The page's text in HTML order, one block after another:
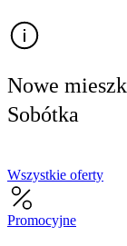
Nowe
Sobótka
Wszystkie oferty
Promocyjne